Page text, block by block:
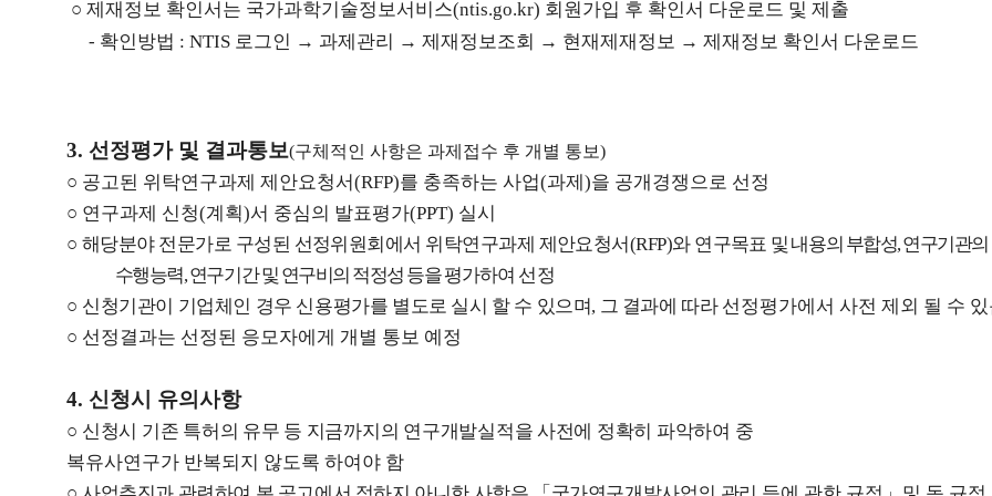
○ 제재정보 확인서는 국가과학기술정보서비스(ntis.go.kr) 회원가입 후 확인서 다운로드 및 제출
- 확인방법 : NTIS 로그인 → 과제관리 → 제재정보조회 → 현재제재정보 → 제재정보 확인서 다운로드
3. 선정평가 및 결과통보(구체적인 사항은 과제접수 후 개별 통보)
○ 공고된 위탁연구과제 제안요청서(RFP)를 충족하는 사업(과제)을 공개경쟁으로 선정
○ 연구과제 신청(계획)서 중심의 발표평가(PPT) 실시
○ 해당분야 전문가로 구성된 선정위원회에서 위탁연구과제 제안요청서(RFP)와 연구목표 및 내용의 부합성,연구기관의
수행능력,연구기간 및 연구비의 적정성 등을평가하여 선정
○ 신청기관이 기업체인 경우 신용평가를 별도로 실시 할 수 있으며, 그 결과에 따라 선정평가에서 사전 제외 될 수
○ 선정결과는 선정된 응모자에게 개별 통보 예정
4. 신청시 유의사항
○ 신청시 기존 특허의 유무 등 지금까지의 연구개발실적을 사전에 정확히 파악하여 중
복유사연구가 반복되지 않도록 하여야 함